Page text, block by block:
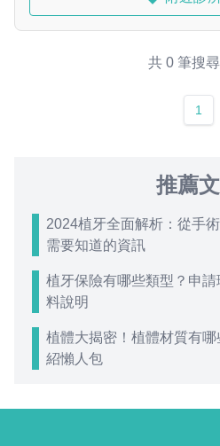
共 0 筆搜
1
推薦
2024植牙全面解析：從手
需要知道的資訊
植牙保險有哪些類型？申
料說明
植體大揭密！植體材質有
紹懶人包